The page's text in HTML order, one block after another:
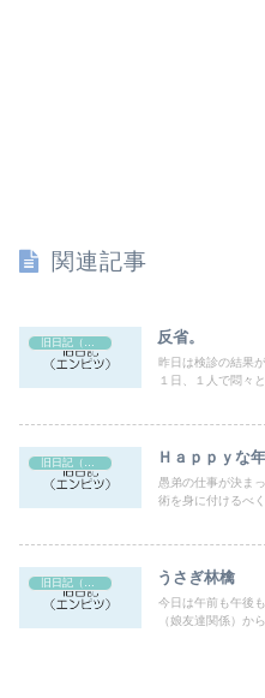
関連記事
旧日記（エンピツ） 反省。
昨日は検診の結果
１日、１人で悶々
旧日記（エンピツ） Ｈａｐｐｙな
愚弟の仕事が決ま
術を身に付けるべ
うさぎ林檎
今日は午前も午後
（娘友達関係）か